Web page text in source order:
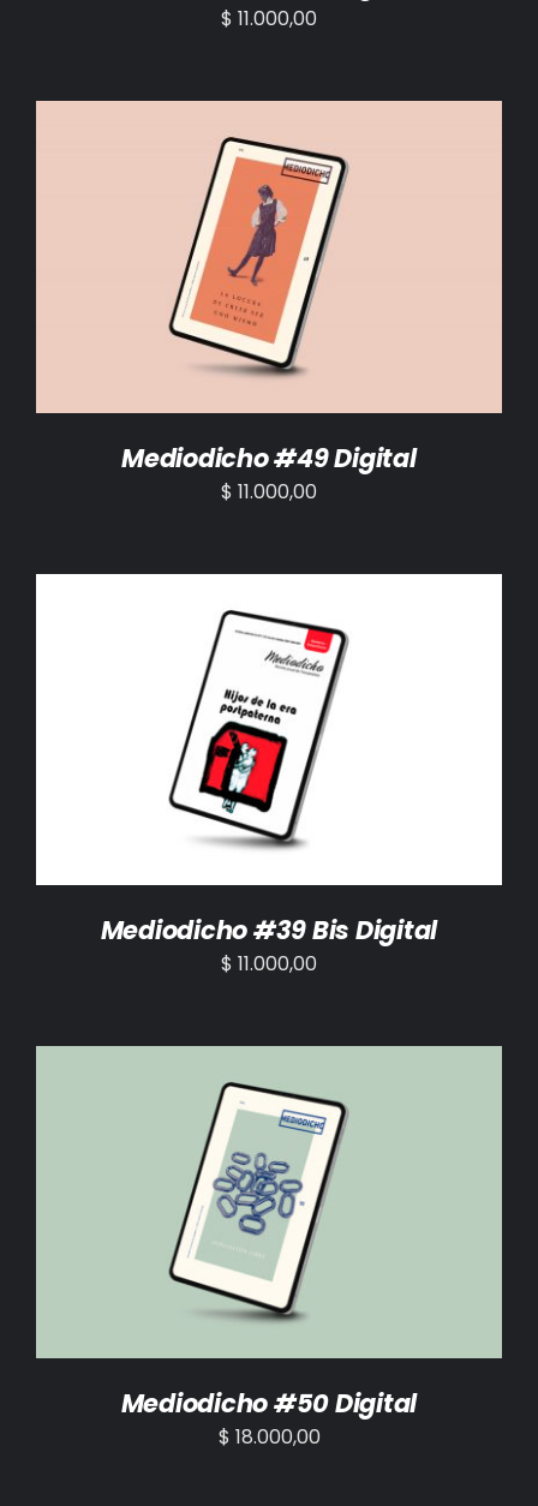
$ 11.000,00
AÑADIR AL CARRITO /
Mediodicho #49 Digital
$ 11.000,00
AÑADIR AL CARRITO /
Mediodicho #39 Bis Digital
$ 11.000,00
AÑADIR AL CARRITO /
Mediodicho #50 Digital
$ 18.000,00